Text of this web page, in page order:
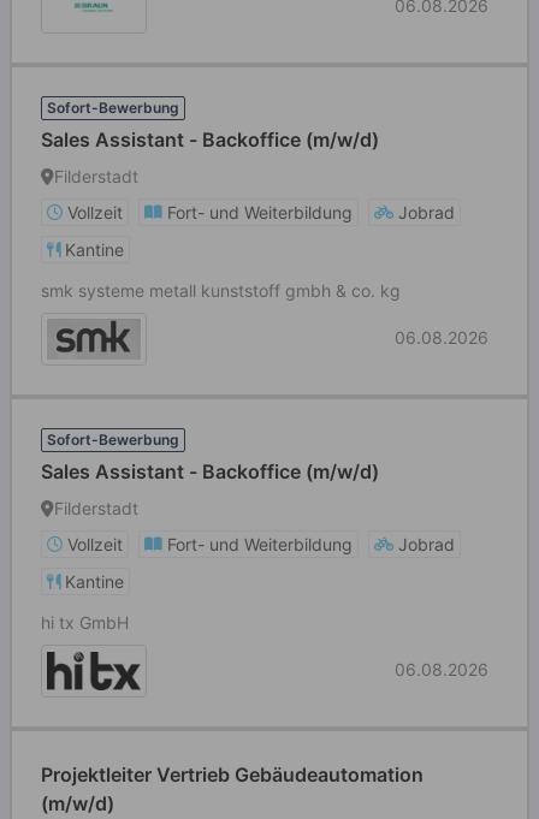
06.08.2026
Sofort-Bewerbung
Sales Assistant - Backoffice (m/w/d)
Filderstadt
Vollzeit
Fort- und Weiterbildung
Jobrad
Kantine
smk systeme metall kunststoff gmbh & co. kg
06.08.2026
Sofort-Bewerbung
Sales Assistant - Backoffice (m/w/d)
Filderstadt
Vollzeit
Fort- und Weiterbildung
Jobrad
Kantine
hi tx GmbH
06.08.2026
Projektleiter Vertrieb Gebäudeautomation
(m/w/d)